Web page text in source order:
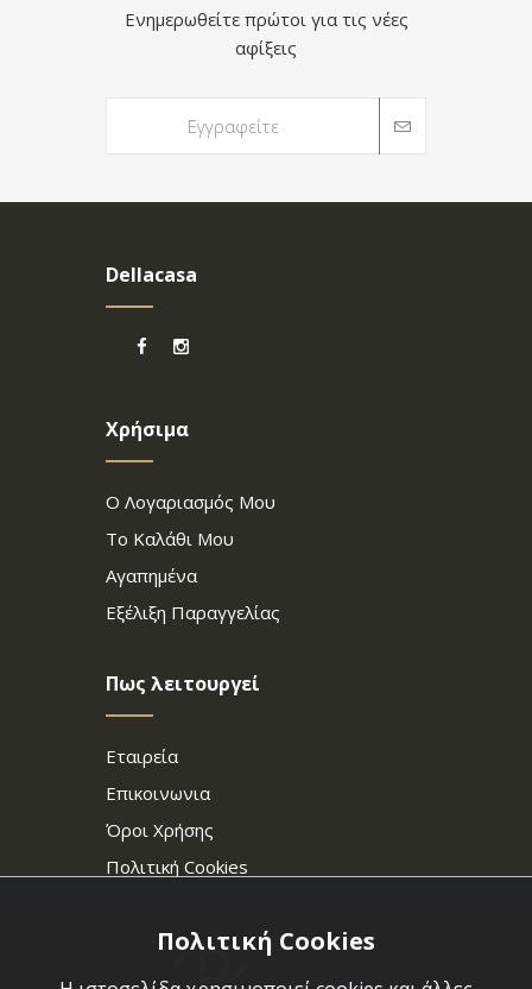
Ενημερωθείτε πρώτοι για τις νέες
αφίξεις
Dellacasa
Χρήσιμα
Ο Λογαριασμός Μου
Το Καλάθι Μου
Αγαπημένα
Εξέλιξη Παραγγελίας
Πως λειτουργεί
Εταιρεία
Επικοινωνια
Όροι Χρήσης
Πολιτική Cookies
Πολιτική Cookies